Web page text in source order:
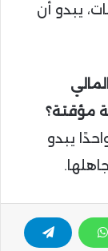
يبدو أن
مؤقتة؟
يبدو